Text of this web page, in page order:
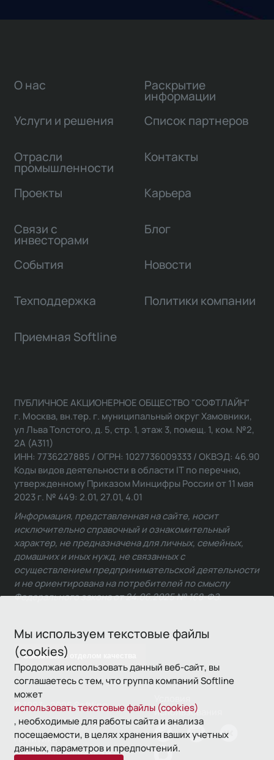
Мы используем текстовые файлы
(cookies)
Продолжая использовать данный веб-сайт, вы
соглашаетесь с тем, что группа компаний Softline
может
использовать текстовые файлы (cookies)
, необходимые для работы сайта и анализа
посещаемости, в целях хранения ваших учетных
данных, параметров и предпочтений.
О нас
Услуги и решения
Отрасли
промышленности
Проекты
Связи с
инвесторами
Раскрытие
информации
Список партнеров
Контакты
Карьера
Блог
События Новости
Техподдержка Политики компании
Приемная Softline
Связаться с отделом качества
ПУБЛИЧНОЕ АКЦИОНЕРНОЕ ОБЩЕСТВО "СОФТЛАЙН"
г. Москва, вн.тер. г. муниципальный округ Хамовники,
ул Льва Толстого, д. 5, стр. 1, этаж 3, помещ. 1, ком. №2,
2А (А311)
ИНН: 7736227885 / ОГРН: 1027736009333 / ОКВЭД: 46.90
Коды видов деятельности в области IT по перечню,
утвержденному Приказом Минцифры России от 11 мая
2023 г. № 449: 2.01, 27.01, 4.01
Информация, представленная на сайте, носит
исключительно справочный и ознакомительный
характер, не предназначена для личных, семейных,
домашних и иных нужд, не связанных с
осуществлением предпринимательской деятельности
и не ориентирована на потребителей по смыслу
Федерального закона от 24.06.2025 № 168-ФЗ.
© 1993—2026 Softline
использования
Политика
конфиденциальности